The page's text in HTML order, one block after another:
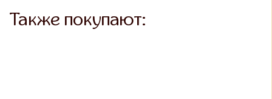
Также покупают: